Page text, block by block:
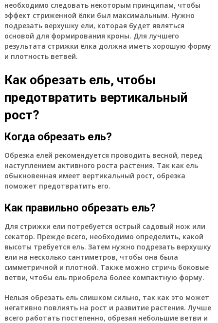
необходимо следовать некоторым принципам, чтобы
эффект стриженной ёлки был максимальным. Нужно
подрезать верхушку ели, которая будет являться
основой для формирования кроны. Для лучшего
результата стрижки ёлка должна иметь хорошую форму
и плотность ветвей.
Как обрезать ель, чтобы
предотвратить вертикальный
рост?
Когда обрезать ель?
Обрезка елей рекомендуется проводить весной, перед
наступлением активного роста растения. Так как ель
обыкновенная имеет вертикальный рост, обрезка
поможет предотвратить его.
Как правильно обрезать ель?
Для стрижки ели потребуется острый садовый нож или
секатор. Прежде всего, необходимо определить, какой
высоты требуется ель. Затем нужно подрезать верхушку
ели на несколько сантиметров, чтобы она была
симметричной и плотной. Также можно стричь боковые
ветви, чтобы ель приобрела более компактную форму.
Нельзя обрезать ель слишком сильно, так как это может
негативно повлиять на рост и развитие растения. Лучше
всего работать постепенно, обрезая небольшие ветви и